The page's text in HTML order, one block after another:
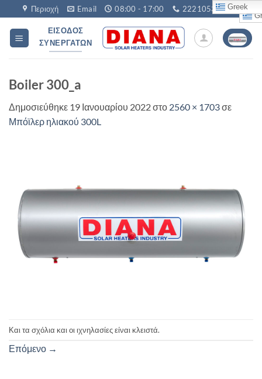
Μετάβαση
στο
περιεχόμενο
Περιοχή Email 08:00 - 17:00 2221053760
ΕΊΣΟΔΟΣ
ΣΥΝΕΡΓΑΤΏΝ
Boiler 300_a
Δημοσιεύθηκε 19 Ιανουαρίου 2022στο 2560 × 1703σε
Μπόϊλερ ηλιακού 300L
Και τα σχόλια και οι ιχνηλασίες είναι κλειστά.
Επόμενο →
Greek